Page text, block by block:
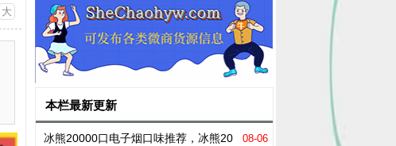
大
本栏最新更新
08-06
冰熊20000口电子烟口味推荐，冰熊20